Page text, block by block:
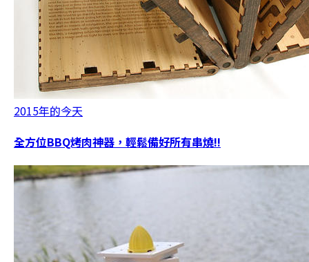
2015年的今天
全方位BBQ烤肉神器，輕鬆備好所有串燒!!